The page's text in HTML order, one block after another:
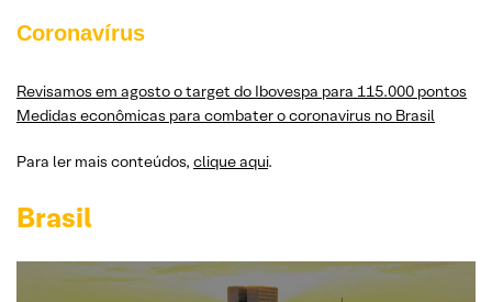
Coronavírus
Revisamos em agosto o target do Ibovespa para 115.000 pontos
Medidas econômicas para combater o coronavirus no Brasil
Para ler mais conteúdos, clique aqui.
Brasil